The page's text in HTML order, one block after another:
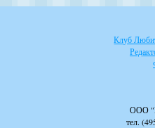
Клуб
ООО
тел.